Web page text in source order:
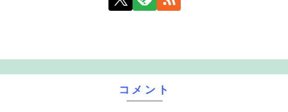
コメント